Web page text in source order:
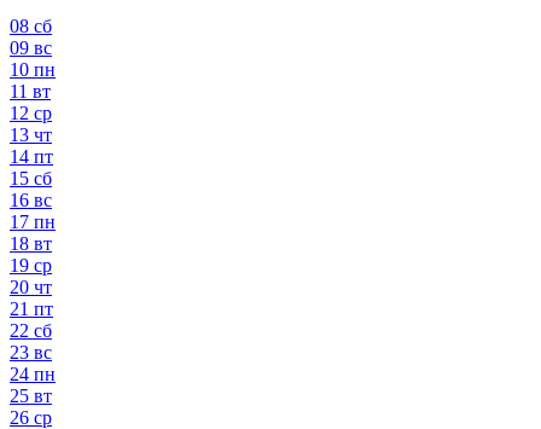
08 сб
09 вс
10 пн
11 вт
12 ср
13 чт
14 пт
15 сб
16 вс
17 пн
18 вт
19 ср
20 чт
21 пт
22 сб
23 вс
24 пн
25 вт
26 ср